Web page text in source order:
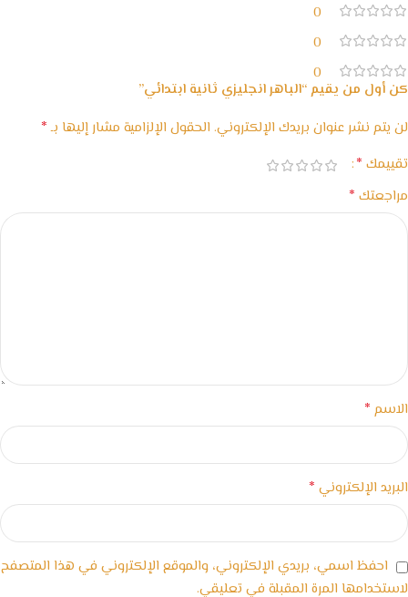
0
0
0
كن أول من يقيم “الباهر انجليزي ثانية ابتدائي”
لن يتم نشر عنوان بريدك الإلكتروني. الحقول الإلزامية مشار إليها بـ*
تقييمك *
مراجعتك *
الاسم *
البريد الإلكتروني *
احفظ اسمي، بريدي الإلكتروني، والموقع الإلكتروني في هذا المتصفح
لاستخدامها المرة المقبلة في تعليقي.